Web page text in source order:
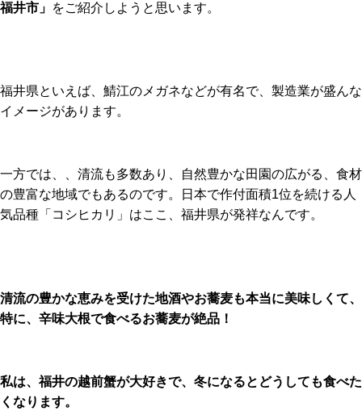
福井市」 をご紹介しようと思います。
福井県といえば、鯖江のメガネなどが有名で、製造業が盛んな
イメージがあります。
一方では、、清流も多数あり、自然豊かな田園の広がる、食材
の豊富な地域でもあるのです。日本で作付面積1位を続ける人
気品種「コシヒカリ」はここ、福井県が発祥なんです。
清流の豊かな恵みを受けた地酒やお蕎麦も本当に美味しくて、
特に、辛味大根で食べるお蕎麦が絶品！
私は、福井の越前蟹が大好きで、冬になるとどうしても食べた
くなります。